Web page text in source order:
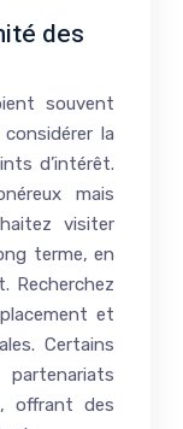
des
souvent
la
d’intérêt.
mais
visiter
terme, en
Recherchez
et
Certains
offrant des